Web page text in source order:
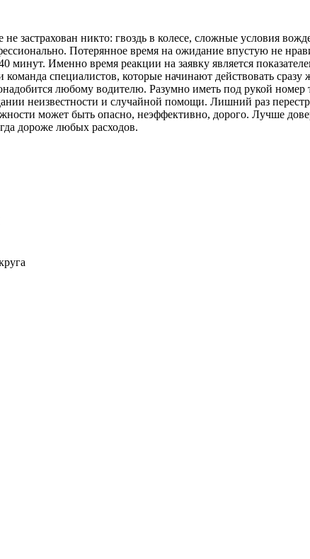
застрахован никто: гвоздь в колесе, сложные условия
Потерянное время на ожидание впустую не
минут. Именно время реакции на заявку является
команда специалистов, которые начинают действовать
любому водителю. Разумно иметь под рукой номер
неизвестности и случайной помощи. Лишний раз
может быть опасно, неэффективно, дорого. Лучше
дороже любых расходов.